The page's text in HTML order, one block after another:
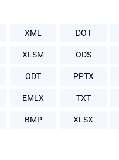
XML DOT
XLSM ODS
ODT PPTX
EMLX TXT
BMP XLSX